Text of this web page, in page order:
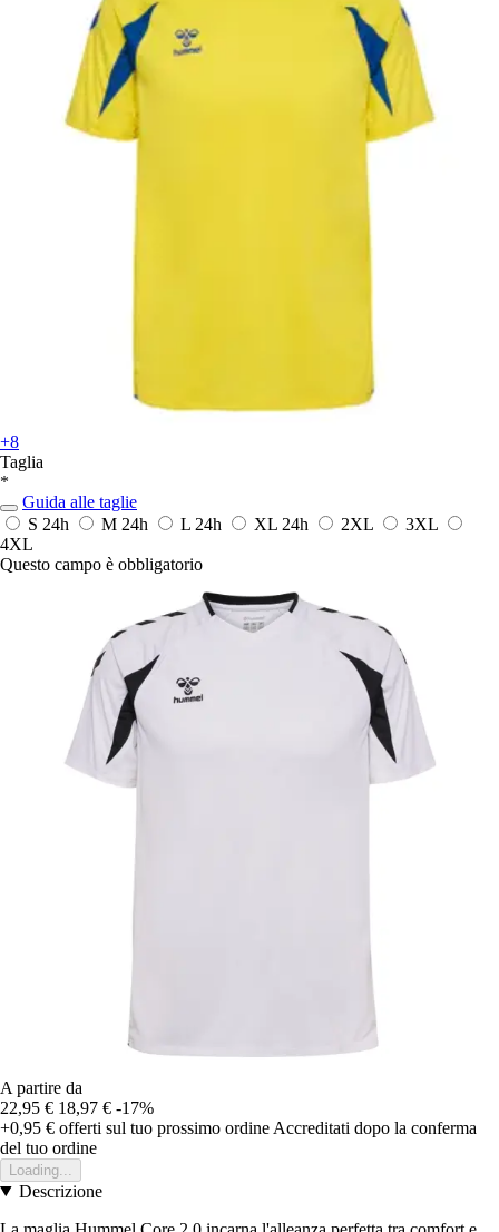
+8
Taglia
*
Guida alle taglie
S 24h M 24h L 24h XL 24h 2XL
3XL
4XL
Questo campo è obbligatorio
A partire da
22,95 € 18,97 € -17%
+0,95 € offerti sul tuo prossimo ordine Accreditati dopo la conferma
del tuo ordine
Loading...
Descrizione